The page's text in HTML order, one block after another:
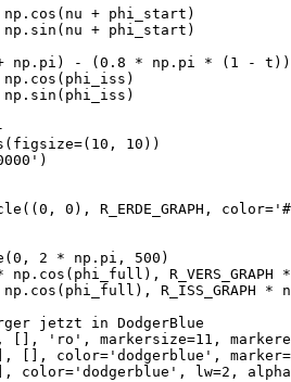
+ phi_start)
+ phi_start)
np.pi) - (0.8 * np.pi * (1 - t))
np.cos(phi_iss)
np.sin(phi_iss)
10))
0), R_ERDE_GRAPH,
2 * np.pi, 500)
* np.cos(phi_full),
* np.cos(phi_full),
jetzt in DodgerBlue
'ro', markersize=11,
[], color='dodgerblue',
lw=2,